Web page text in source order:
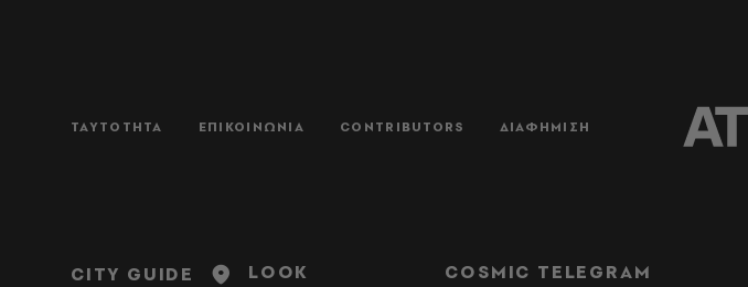
ΤΑΥΤΟΤΗΤΑ ΕΠΙΚΟΙΝΩΝΙΑ CONTRIBUTORS ΔΙΑΦΗΜΙΣΗ
CITY GUIDE LOOK COSMIC TELEGRAM